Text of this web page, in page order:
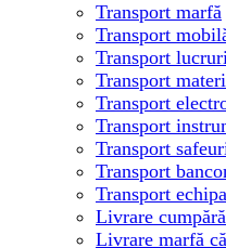
Transport marfă
Transport
Transport
Transport
Transport
Transport
Transport
Transport
Transport
Livrare
Livrare marfă